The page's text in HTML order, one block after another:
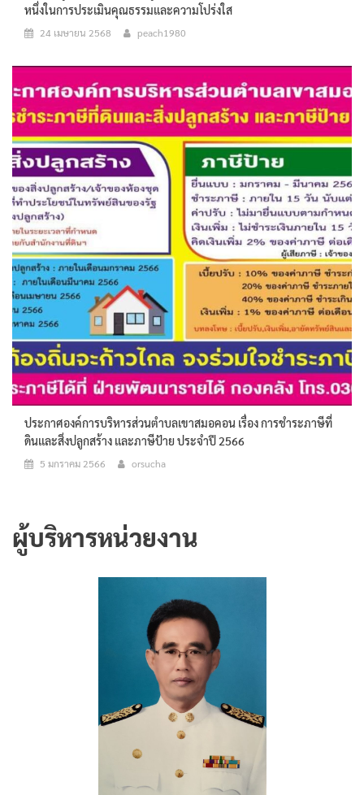
หนึ่งในการประเมินคุณธรรมและความโปร่งใส
24 เมษายน 2568 peach1980
ประกาศองค์การบริหารส่วนตำบลเขาสมอคอน เรื่อง การชำระภาษีที่
ดินเเละสิ่งปลูกสร้าง เเละภาษีป้าย ประจำปี 2566
5 มกราคม 2566 orsucha
ผู้บริหารหน่วยงาน